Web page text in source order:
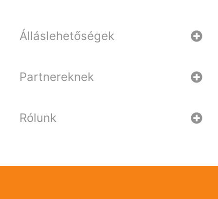
Álláslehetőségek
Partnereknek
Rólunk